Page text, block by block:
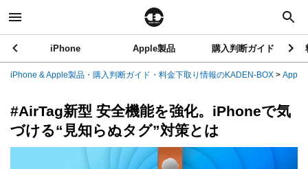
iPhone Apple製品 購入判断ガイド
iPhone & Apple製品・購入判断ガイド・料金下取り情報のKADEN-BOX > Apple
#AirTag新型 安全機能を強化。iPhoneで気
づける“見知らぬタグ”対策とは